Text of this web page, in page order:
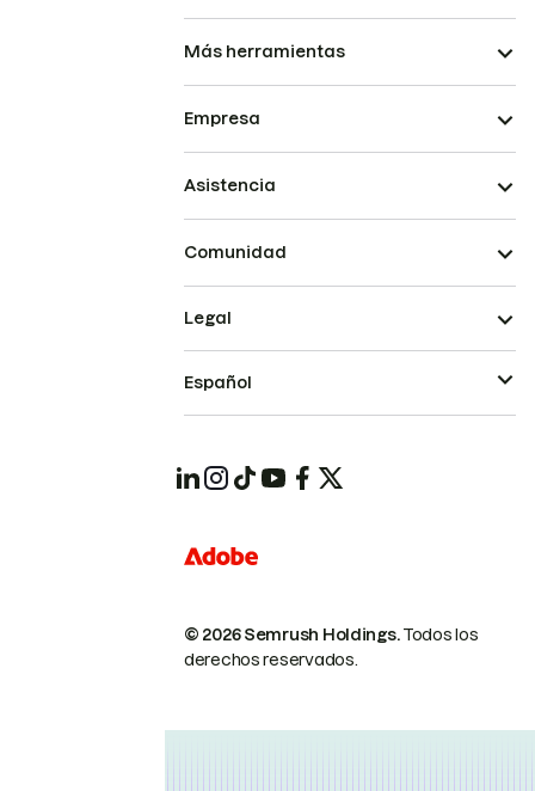
Más herramientas
Empresa
Asistencia
Comunidad
© 2026 Semrush Holdings.Todos los
derechos reservados.
Legal
Español